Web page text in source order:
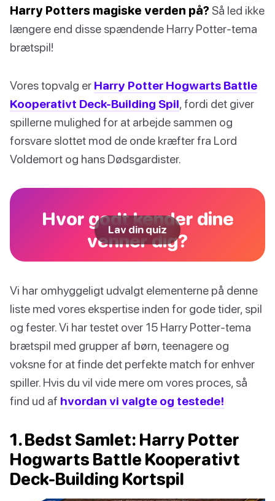
Harry Potters magiske verden på? Så led ikke
længere end disse spændende Harry Potter-tema
brætspil!
Vores topvalg er Harry Potter Hogwarts Battle
Kooperativt Deck-Building Spil, fordi det giver
spillerne mulighed for at arbejde sammen og
forsvare slottet mod de onde kræfter fra Lord
Voldemort og hans Dødsgardister.
Hvor godt kender dine
venner dig?
Lav din quiz
Vi har omhyggeligt udvalgt elementerne på denne
liste med vores ekspertise inden for gode tider, spil
og fester. Vi har testet over 15 Harry Potter-tema
brætspil med grupper af børn, teenagere og
voksne for at finde det perfekte match for enhver
spiller. Hvis du vil vide mere om vores proces, så
find ud af hvordan vi valgte og testede!
1. Bedst Samlet: Harry Potter
Hogwarts Battle Kooperativt
Deck-Building Kortspil